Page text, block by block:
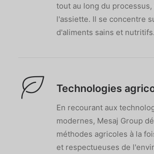
tout au long du processus,
l'assiette. Il se concentre
d'aliments sains et nutritifs.
Technologies
En recourant aux
modernes, Mesaj Group
méthodes agricoles à la
et respectueuses de